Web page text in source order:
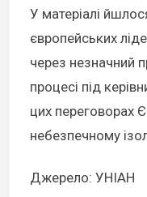
У матеріалі
європейських
через незначний
процесі під
цих переговорах
небезпечному
Джерело: УНІАН